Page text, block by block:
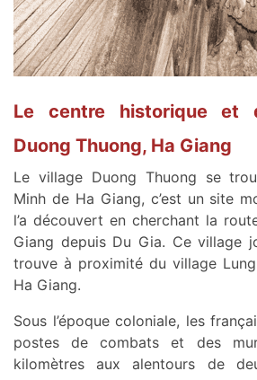
Le centre historique et
Duong Thuong, Ha Giang
Le village Duong Thuong se
Minh de Ha Giang, c’est un site
l’a découvert en cherchant la
Giang depuis Du Gia. Ce village
trouve à proximité du village
Ha Giang.
Sous l’époque coloniale, les
postes de combats et des
kilomètres aux alentours de